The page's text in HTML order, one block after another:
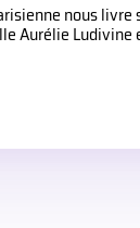
nous livre
Aurélie